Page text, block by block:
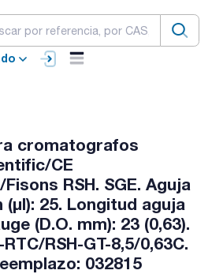
cromatografos
CE
RSH. SGE. Aguja
(µl): 25. Longitud aguja
(D.O. mm): 23 (0,63).
RSH-GT-8,5/0,63C.
032815